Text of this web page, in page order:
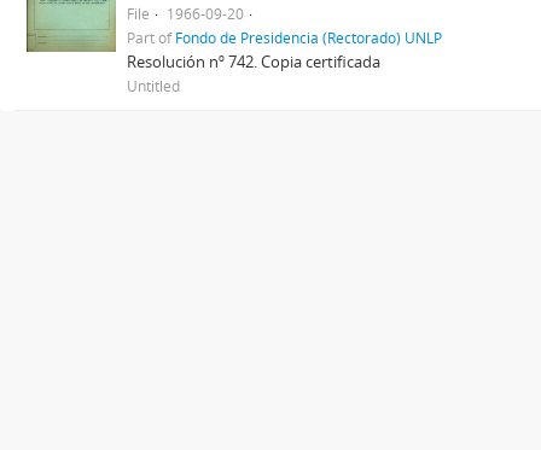
File
1966-09-20
Part ofFondo de Presidencia (Rectorado) UNLP
Resolución nº 742. Copia certificada
Untitled